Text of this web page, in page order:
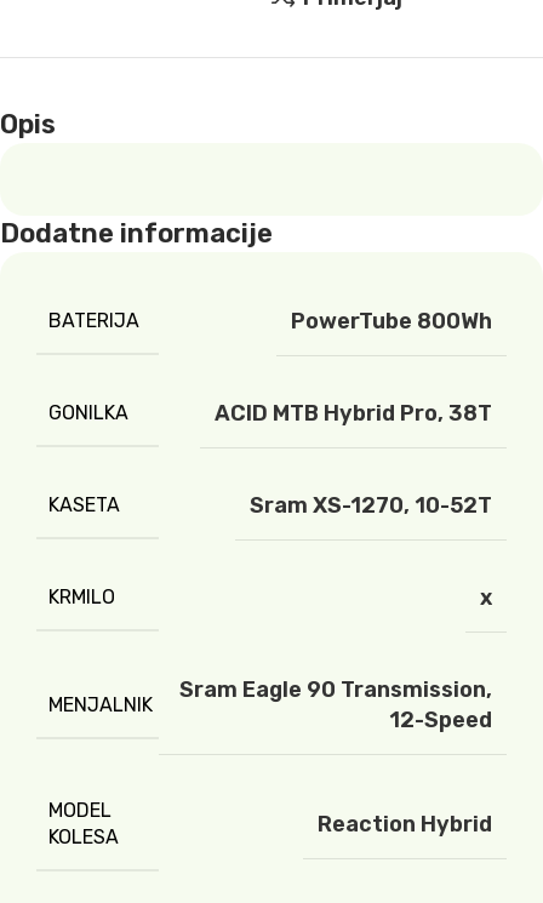
Opis
Dodatne informacije
BATERIJA PowerTube 800Wh
GONILKA ACID MTB Hybrid Pro, 38T
KASETA Sram XS-1270, 10-52T
KRMILO x
MENJALNIK
Sram Eagle 90 Transmission,
12-Speed
MODEL
KOLESA
Reaction Hybrid